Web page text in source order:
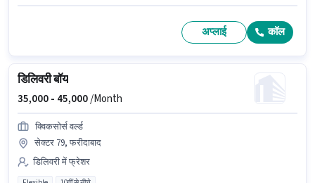
अप्लाई कॉल
डिलिवरी बॉय
35,000 - 45,000/Month
क्विकसोर्स वर्ल्ड
सेक्टर 79, फरीदाबाद
डिलिवरी में फ्रेशर